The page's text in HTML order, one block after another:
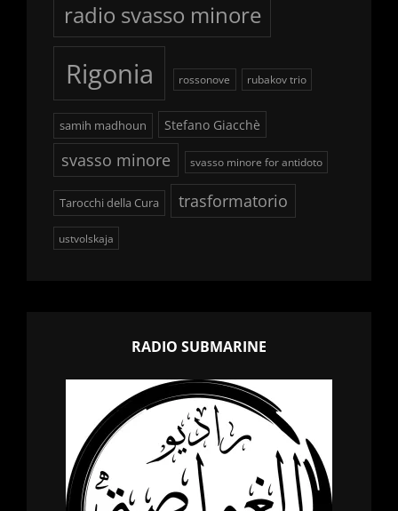
radio svasso minore
Rigonia rossonove rubakov trio
samih madhoun Stefano Giacchè
svasso minore svasso minore for antidoto
Tarocchi della Cura trasformatorio
ustvolskaja
RADIO SUBMARINE